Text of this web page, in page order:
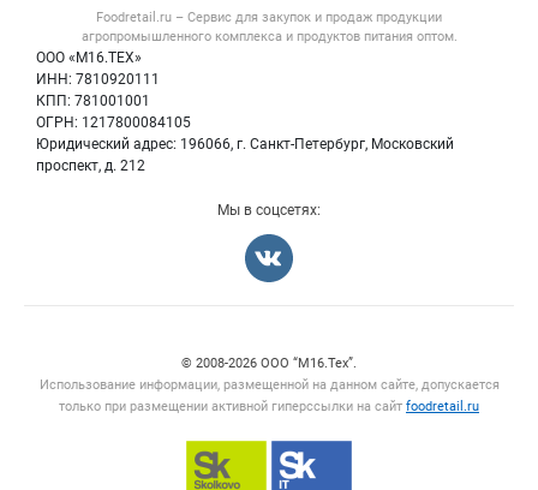
Брянская область Брянск
22 июл 2024
Заказать
Цена не указана
Наймём зерновозы в
Цена не указана
Наймём зерновозы в
Продам
Россия
22 июл 2024
Foodretail.ru – Сервис для закупок и продаж продукции
агропромышленного комплекса и продуктов питания оптом.
ООО «М16.ТЕХ»
ИНН: 7810920111
КПП: 781001001
ОГРН: 1217800084105
Юридический адрес: 196066, г. Санкт-Петербург, Московский
проспект, д. 212
Политика обработки персональных данных
Вакансии
Оборудование для пищепрома
Информация о компаниях
Мы в соцсетях:
© 2008‑2026 ООО “М16.Тех”.
Использование информации, размещенной на данном сайте, допускается
только при размещении активной гиперссылки на сайт foodretail.ru